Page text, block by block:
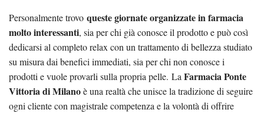
Personalmente trovo queste giornate organizzate in farmacia
molto interessanti, sia per chi già conosce il prodotto e può così
dedicarsi al completo relax con un trattamento di bellezza studiato
su misura dai benefici immediati, sia per chi non conosce i
prodotti e vuole provarli sulla propria pelle. La Farmacia Ponte
Vittoria di Milanoè una realtà che unisce la tradizione di seguire
ogni cliente con magistrale competenza e la volontà di offrire